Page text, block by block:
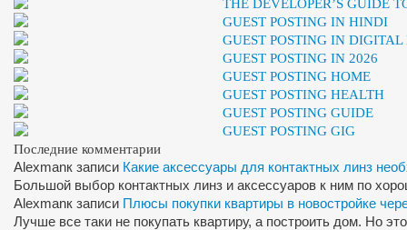
THE DEVELOPER’S GUIDE
GUEST POSTING IN HINDI
GUEST POSTING IN
GUEST POSTING IN 2026
GUEST POSTING HOME
GUEST POSTING HEALTH
GUEST POSTING GUIDE
GUEST POSTING GIG
Последние комментарии
Alexmanк записи Какие аксессуары для контактных линз
Большой выбор контактных линз и аксессуаров к ним по
Alexmanк записи Плюсы покупки квартиры в новостройке
Лучше все таки не покупать квартиру, а построить дом. Но